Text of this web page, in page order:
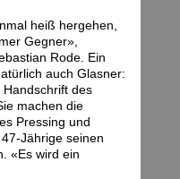
heiß hergehen,
Gegner»,
Rode. Ein
auch Glasner:
des
machen die
Pressing und
Jährige seinen
«Es wird ein